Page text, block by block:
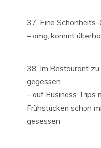
Eine
– omg, kommt
Im Restaurant
gegessen
– auf Business Trips
Frühstücken schon
gesessen